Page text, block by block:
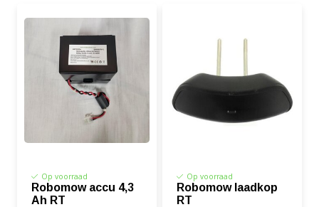
Op voorraad
Robomow accu 4,3
Ah RT
Op voorraad
Robomow laadkop
RT